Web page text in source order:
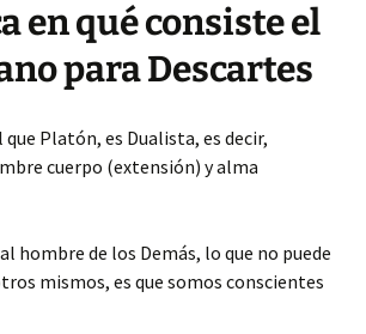
en qué consiste el
para Descartes
Platón, es Dualista, es decir,
cuerpo (extensión) y alma
hombre de los Demás, lo que no puede
mismos, es que somos conscientes